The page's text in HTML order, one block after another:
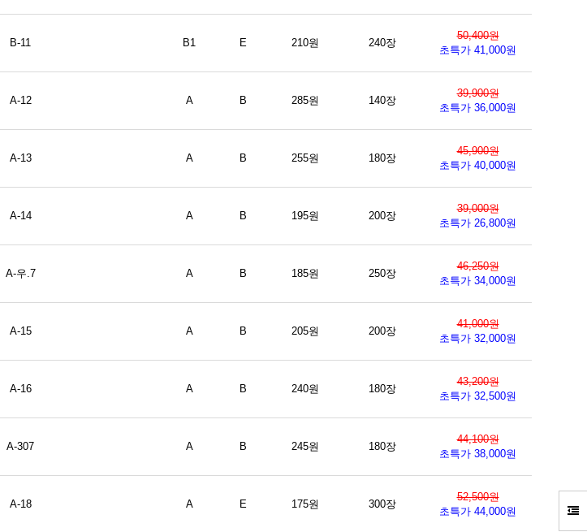
B-11 B1 E 210원 240장
50,400원
초특가 41,000원
A-12 A B 285원 140장
39,900원
초특가 36,000원
A-13 A B 255원 180장
45,900원
초특가 40,000원
A-14 A B 195원 200장
39,000원
초특가 26,800원
A-우.7 A B 185원 250장
46,250원
초특가 34,000원
A-15 A B 205원 200장
41,000원
초특가 32,000원
A-16 A B 240원 180장
43,200원
초특가 32,500원
A-307 A B 245원 180장
44,100원
초특가 38,000원
A-18 A E 175원 300장
52,500원
초특가 44,000원